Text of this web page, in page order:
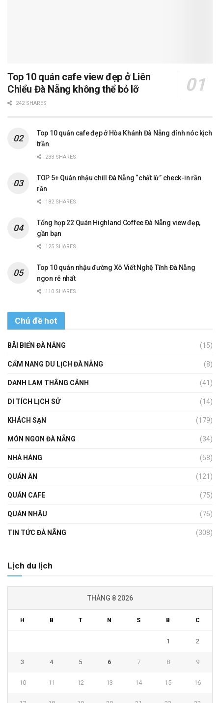
Top 10 quán cafe view đẹp ở Liên
Chiểu Đà Nẵng không thể bỏ lỡ
242 SHARES
Top 10 quán cafe đẹp ở Hòa Khánh Đà Nẵng đỉnh nóc kịch
trần
233 SHARES
TOP 5+ Quán nhậu chill Đà Nẵng “chất lừ” check-in rần
rần
182 SHARES
Tổng hợp 22 Quán Highland Coffee Đà Nẵng view đẹp,
gần bạn
125 SHARES
Top 10 quán nhậu đường Xô Viết Nghệ Tĩnh Đà Nẵng
ngon rẻ nhất
110 SHARES
Chủ đề hot
BÃI BIỂN ĐÀ NẴNG (15)
CẨM NANG DU LỊCH ĐÀ NẴNG (8)
DANH LAM THẮNG CẢNH (41)
DI TÍCH LỊCH SỬ (14)
KHÁCH SẠN (179)
MÓN NGON ĐÀ NẴNG (34)
NHÀ HÀNG (58)
QUÁN ĂN (121)
QUÁN CAFE (75)
QUÁN NHẬU (76)
TIN TỨC ĐÀ NẴNG (308)
Lịch du lịch
THÁNG 8 2026
H B T N S B C
1 2
3 4 5 6 7 8 9
10 11 12 13 14 15 16